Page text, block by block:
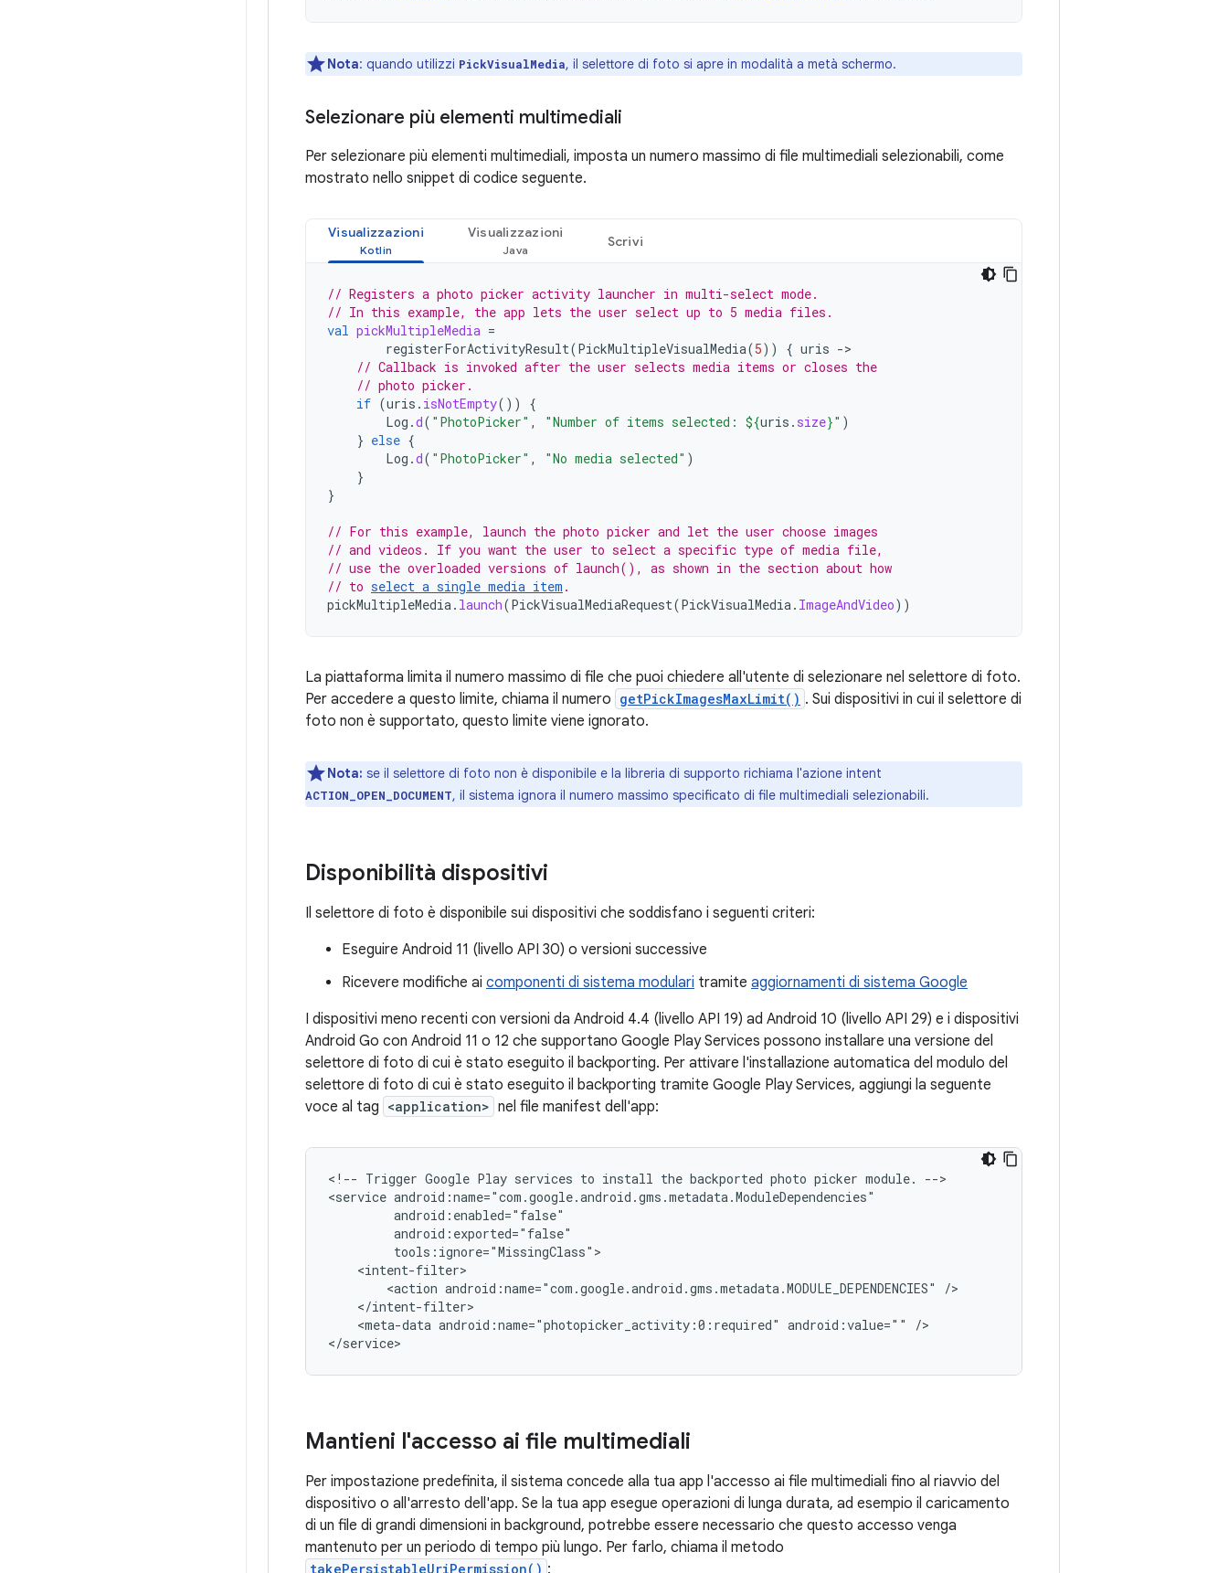
Nota: quando utilizzi PickVisualMedia, il selettore di foto si apre in modalità a metà schermo.
Selezionare più elementi multimediali
Per selezionare più elementi multimediali, imposta un numero massimo di file multimediali selezionabili, come
mostrato nello snippet di codice seguente.
Visualizzazioni Visualizzazioni
Scrivi
// Registers a photo picker activity launcher in multi-select mode.
// In this example, the app lets the user select up to 5 media files.
val pickMultipleMedia =
registerForActivityResult(PickMultipleVisualMedia(5)) { uris -
// Callback is invoked after the user selects media items or closes the
// photo picker.
if (uris . isNotEmpty())
{
Log .d( "PhotoPicker" , "Number of items selected: ${uris . size}" )
} else {
Log .d( "PhotoPicker" , "No media selected" )
}
}
// For this example, launch the photo picker and let the user choose images
// and videos. If you want the user to select a specific type of media file,
// use the overloaded versions of launch(), as shown in the section about how
// to select a single media item .
pickMultipleMedia. launch(PickVisualMediaRequest(PickVisualMedia. ImageAndVideo))
La piattaforma limita il numero massimo di file che puoi chiedere all'utente di selezionare nel selettore di foto.
Per accedere a questo limite, chiama il numero getPickImagesMaxLimit() . Sui dispositivi in cui il selettore di
foto non è supportato, questo limite viene ignorato.
Nota: se il selettore di foto non è disponibile e la libreria di supporto richiama l'azione intent
ACTION_OPEN_DOCUMENT, il sistema ignora il numero massimo specificato di file multimediali selezionabili.
Disponibilità dispositivi
Il selettore di foto è disponibile sui dispositivi che soddisfano i seguenti criteri:
Eseguire Android 11 (livello API 30) o versioni successive
Ricevere modifiche ai componenti di sistema modulari tramite aggiornamenti di sistema Google
I dispositivi meno recenti con versioni da Android 4.4 (livello API 19) ad Android 10 (livello API 29) e i dispositivi
Android Go con Android 11 o 12 che supportano Google Play Services possono installare una versione del
selettore di foto di cui è stato eseguito il backporting. Per attivare l'installazione automatica del modulo del
selettore di foto di cui è stato eseguito il backporting tramite Google Play Services, aggiungi la seguente
voce al tag <application> nel file manifest dell'app:
<!-- Trigger Google Play services to install the backported photo picker module.
-->
<service
<action android:name="com.google.android.gms.metadata.MODULE_DEPENDENCIES"
<meta-data android:name="photopicker_activity:0:required" android:value=""
/>
Mantieni l'accesso ai file multimediali
Per impostazione predefinita, il sistema concede alla tua app l'accesso ai file multimediali fino al riavvio del
dispositivo o all'arresto dell'app. Se la tua app esegue operazioni di lunga durata, ad esempio il caricamento
di un file di grandi dimensioni in background, potrebbe essere necessario che questo accesso venga
mantenuto per un periodo di tempo più lungo. Per farlo, chiama il metodo
takePersistableUriPermission() :